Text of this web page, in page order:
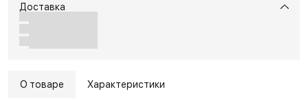
Доставка
О товаре Характеристики